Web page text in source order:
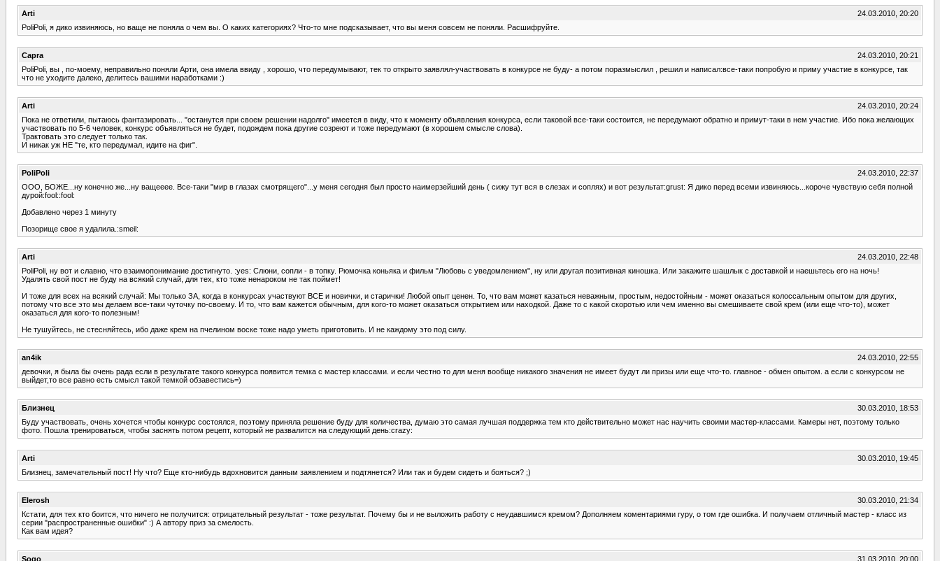
Arti
24.03.2010, 20:20
PoliPoli, я дико извиняюсь, но ваще не поняла о чем вы. О каких категориях? Что-то мне подсказывает, что вы меня совсем не поняли. Расшифруйте.
Capra
24.03.2010, 20:21
PoliPoli, вы , по-моему, неправильно поняли Арти, она имела ввиду , хорошо, что передумывают, тек то открыто заявлял-участвовать в конкурсе не буду- а потом поразмыслил , решил и написал:все-таки попробую и приму участие в конкурсе, так
что не уходите далеко, делитесь вашими наработками :)
Arti
24.03.2010, 20:24
Пока не ответили, пытаюсь фантазировать... "останутся при своем решении надолго" имеется в виду, что к моменту объявления конкурса, если таковой все-таки состоится, не передумают обратно и примут-таки в нем участие. Ибо пока желающих
участвовать по 5-6 человек, конкурс объявляться не будет, подождем пока другие созреют и тоже передумают (в хорошем смысле слова).
Трактовать это следует только так.
И никак уж НЕ "те, кто передумал, идите на фиг".
PoliPoli
24.03.2010, 22:37
ООО, БОЖЕ...ну конечно же...ну ващееее. Все-таки "мир в глазах смотрящего"...у меня сегодня был просто наимерзейший день ( сижу тут вся в слезах и соплях) и вот результат:grust: Я дико перед всеми извиняюсь...короче чувствую себя полной
дурой:fool::fool:
Добавлено через 1 минуту
Позорище свое я удалила.:smeil:
Arti
24.03.2010, 22:48
PoliPoli, ну вот и славно, что взаимопонимание достигнуто. :yes: Слюни, сопли - в топку. Рюмочка коньяка и фильм "Любовь с уведомлением", ну или другая позитивная киношка. Или закажите шашлык с доставкой и наешьтесь его на ночь!
Удалять свой пост не буду на всякий случай, для тех, кто тоже ненароком не так поймет!
И тоже для всех на всякий случай: Мы только ЗА, когда в конкурсах участвуют ВСЕ и новички, и старички! Любой опыт ценен. То, что вам может казаться неважным, простым, недостойным - может оказаться колоссальным опытом для других,
потому что все это мы делаем все-таки чуточку по-своему. И то, что вам кажется обычным, для кого-то может оказаться открытием или находкой. Даже то с какой скоротью или чем именно вы смешиваете свой крем (или еще что-то), может
оказаться для кого-то полезным!
Не тушуйтесь, не стесняйтесь, ибо даже крем на пчелином воске тоже надо уметь приготовить. И не каждому это под силу.
an4ik
24.03.2010, 22:55
девочки, я была бы очень рада если в результате такого конкурса появится темка с мастер классами. и если честно то для меня вообще никакого значения не имеет будут ли призы или еще что-то. главное - обмен опытом. а если с конкурсом не
выйдет,то все равно есть смысл такой темкой обзавестись=)
Близнец
30.03.2010, 18:53
Буду участвовать, очень хочется чтобы конкурс состоялся, поэтому приняла решение буду для количества, думаю это самая лучшая поддержка тем кто действительно может нас научить своими мастер-классами. Камеры нет, поэтому только
фото. Пошла тренироваться, чтобы заснять потом рецепт, который не развалится на следующий день:crazy:
Arti
30.03.2010, 19:45
Близнец, замечательный пост! Ну что? Еще кто-нибудь вдохновится данным заявлением и подтянется? Или так и будем сидеть и бояться? ;)
Elerosh
30.03.2010, 21:34
Кстати, для тех кто боится, что ничего не получится: отрицательный результат - тоже результат. Почему бы и не выложить работу с неудавшимся кремом? Дополняем коментариями гуру, о том где ошибка. И получаем отличный мастер - класс из
серии "распространенные ошибки" :) А автору приз за смелость.
Как вам идея?
Sogo 31.03.2010, 20:00